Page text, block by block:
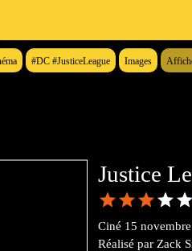
#DC #JusticeLeague Images
Justice
Ciné 15
Réalisé par Zack